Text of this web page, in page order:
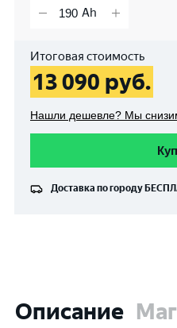
Итоговая стоимость
13 090 руб.
Нашли дешевле? Мы
Доставка по городу
Описание